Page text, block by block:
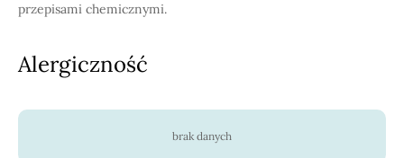
przepisami chemicznymi.
Alergiczność
brak danych